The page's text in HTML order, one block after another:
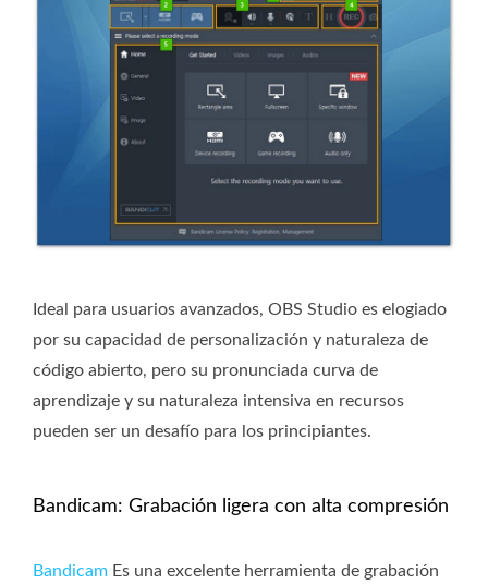
Ideal para usuarios avanzados, OBS Studio es elogiado
por su capacidad de personalización y naturaleza de
código abierto, pero su pronunciada curva de
aprendizaje y su naturaleza intensiva en recursos
pueden ser un desafío para los principiantes.
Bandicam: Grabación ligera con alta compresión
Bandicam Es una excelente herramienta de grabación